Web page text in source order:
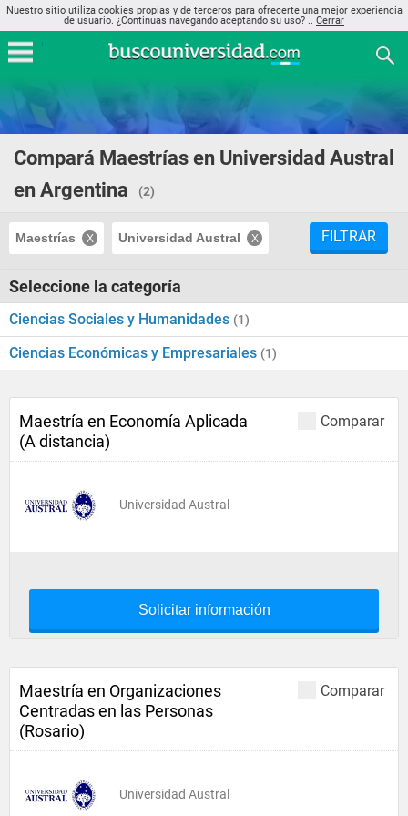
Nuestro sitio utiliza cookies propias y de terceros para ofrecerte una mejor experiencia
de usuario. ¿Continuas navegando aceptando su uso? .. Cerrar
Compará Maestrías en Universidad Austral
en Argentina
(2)
Maestrías Universidad Austral FILTRAR
Seleccione la categoría
Ciencias Sociales y Humanidades (1)
Ciencias Económicas y Empresariales (1)
Comparar
Maestría en Economía Aplicada
(A distancia)
Universidad Austral
Solicitar información
Comparar
Maestría en Organizaciones
Centradas en las Personas
(Rosario)
Universidad Austral